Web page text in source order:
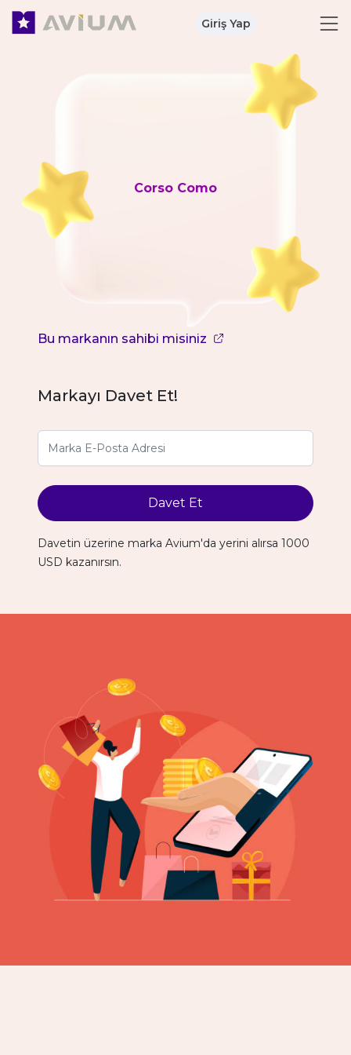
Giriş Yap
Corso Como
Bu markanın sahibi misiniz
Markayı Davet Et!
Davet Et
Davetin üzerine marka Avium'da yerini alırsa 1000
USD kazanırsın.